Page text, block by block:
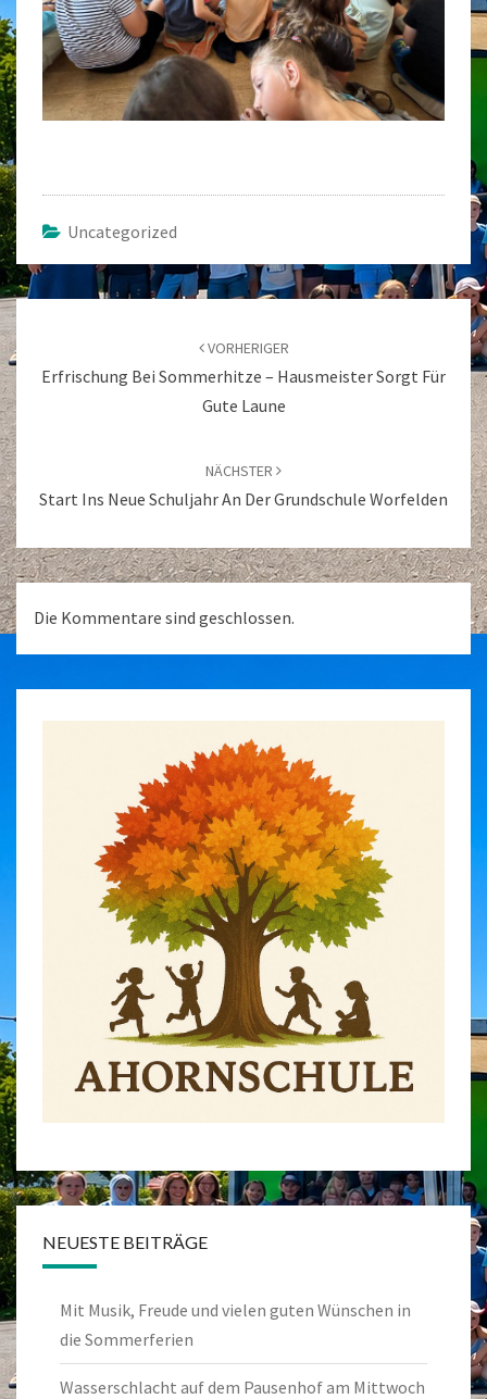
Uncategorized
Beitragsnavigation
VORHERIGER
Erfrischung Bei Sommerhitze – Hausmeister Sorgt Für
Gute Laune
NÄCHSTER
Start Ins Neue Schuljahr An Der Grundschule Worfelden
Die Kommentare sind geschlossen.
NEUESTE BEITRÄGE
Mit Musik, Freude und vielen guten Wünschen in
die Sommerferien
Wasserschlacht auf dem Pausenhof am Mittwoch